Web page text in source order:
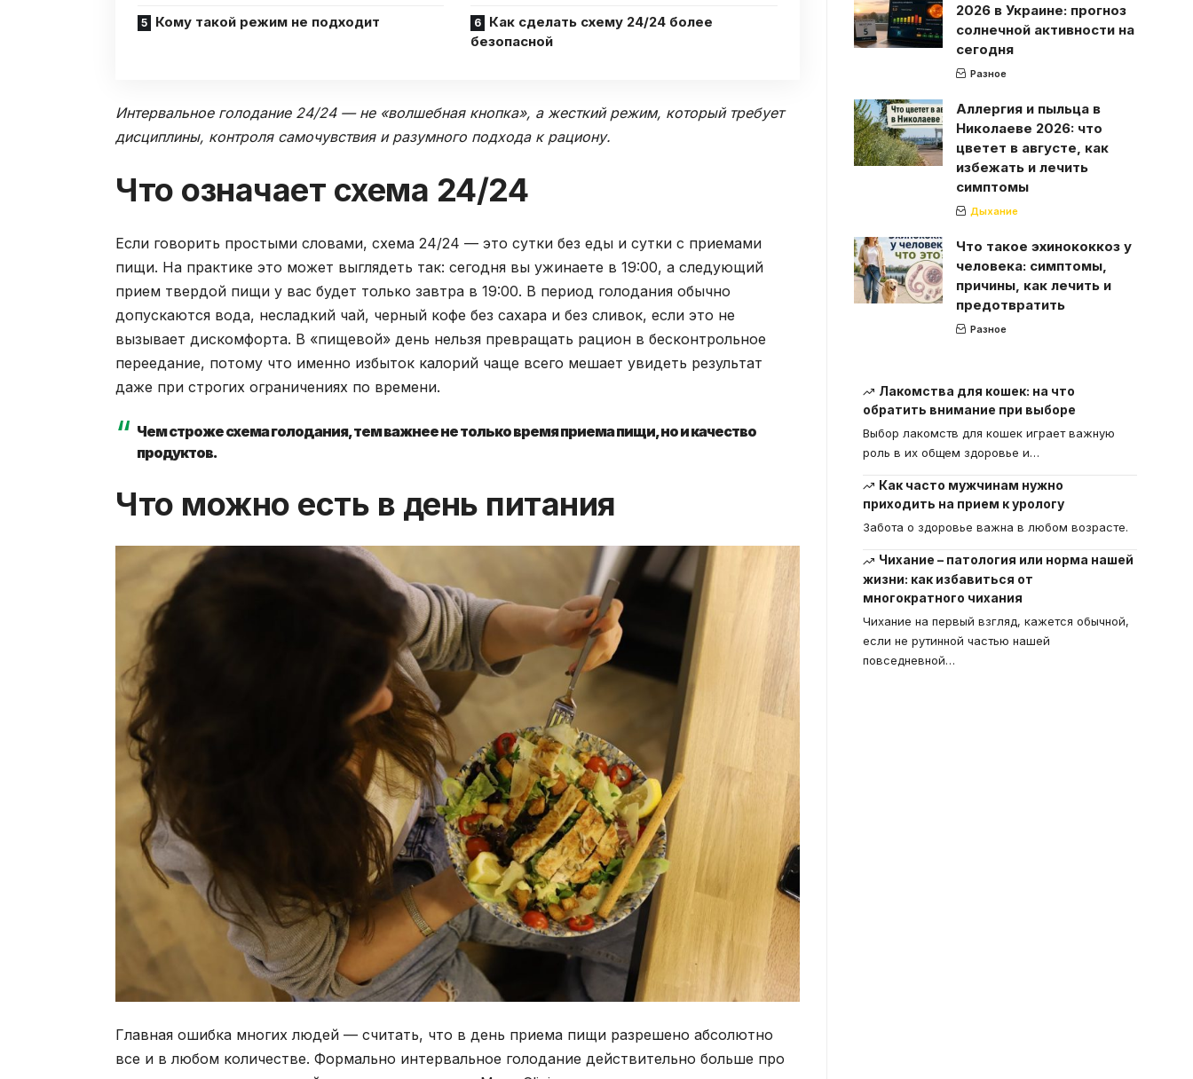
Кому такой режим не подходит
Как сделать схему 24/24 более
безопасной
Интервальное голодание 24/24 — не «волшебная кнопка», а жесткий режим, который требует
дисциплины, контроля самочувствия и разумного подхода к рациону.
Что означает схема 24/24
Если говорить простыми словами, схема 24/24 — это сутки без еды и сутки с приемами
пищи. На практике это может выглядеть так: сегодня вы ужинаете в 19:00, а следующий
прием твердой пищи у вас будет только завтра в 19:00. В период голодания обычно
допускаются вода, несладкий чай, черный кофе без сахара и без сливок, если это не
вызывает дискомфорта. В «пищевой» день нельзя превращать рацион в бесконтрольное
переедание, потому что именно избыток калорий чаще всего мешает увидеть результат
даже при строгих ограничениях по времени.
Чем строже схема голодания, тем важнее не только время приема пищи, но и качество
продуктов.
Что можно есть в день питания
Главная ошибка многих людей — считать, что в день приема пищи разрешено абсолютно
все и в любом количестве. Формально интервальное голодание действительно больше про
2026 в Украине: прогноз
солнечной активности на
сегодня
Разное
Аллергия и пыльца в
Николаеве 2026: что
цветет в августе, как
избежать и лечить
симптомы
Дыхание
Что такое эхинококкоз у
человека: симптомы,
причины, как лечить и
предотвратить
Разное
Лакомства для кошек: на что
обратить внимание при выборе
Выбор лакомств для кошек играет важную
роль в их общем здоровье и…
Как часто мужчинам нужно
приходить на прием к урологу
Забота о здоровье важна в любом возрасте.
Чихание – патология или норма нашей
жизни: как избавиться от
многократного чихания
Чихание на первый взгляд, кажется обычной,
если не рутинной частью нашей
повседневной…